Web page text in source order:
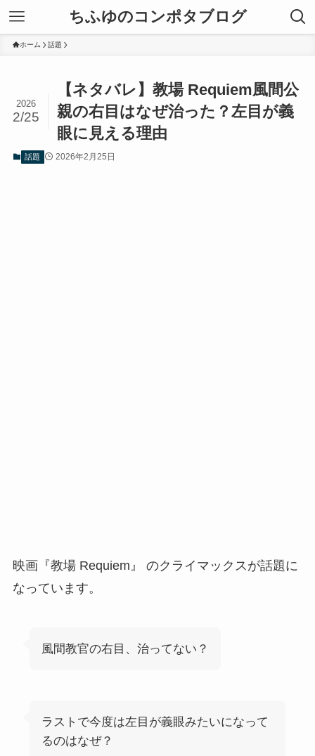
ちふゆのコンポタブログ
ホーム 話題
【ネタバレ】教場 Requiem風間公
親の右目はなぜ治った？左目が義
眼に見える理由
2026
2/25
話題 2026年2月25日
映画『教場 Requiem』
のクライマックスが話題に
なっています。
風間教官の右目、治ってない？
ラストで今度は左目が義眼みたいになって
るのはなぜ？